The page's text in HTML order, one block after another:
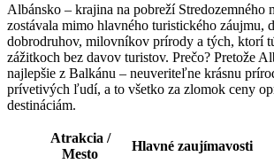
Albánsko – krajina na pobreží Stredozemného
zostávala mimo hlavného turistického záujmu,
dobrodruhov, milovníkov prírody a tých, ktorí
zážitkoch bez davov turistov. Prečo? Pretože
najlepšie z Balkánu – neuveriteľne krásnu
prívetivých ľudí, a to všetko za zlomok ceny
destináciám.
Atrakcia /
Mesto
Hlavné zaujímavosti